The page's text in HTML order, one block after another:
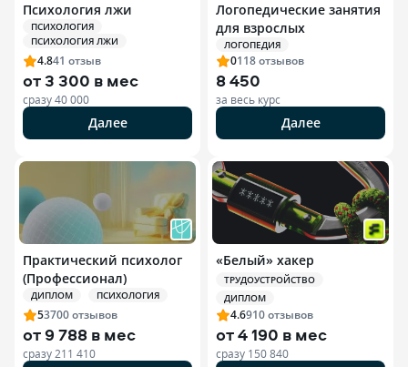
Психология лжи
ПСИХОЛОГИЯ
ПСИХОЛОГИЯ ЛЖИ
4.841 отзыв
от3 300 в мес
сразу40 000
Далее
Логопедические занятия
для взрослых
ЛОГОПЕДИЯ
0118отзывов
8 450
за весь курс
Далее
Практический психолог
(Профессионал)
ДИПЛОМ ПСИХОЛОГИЯ
53700отзывов
от9 788 в мес
сразу 211 410
«Белый» хакер
ТРУДОУСТРОЙСТВО
ДИПЛОМ
4.6910отзывов
от4 190 в мес
сразу 150 840